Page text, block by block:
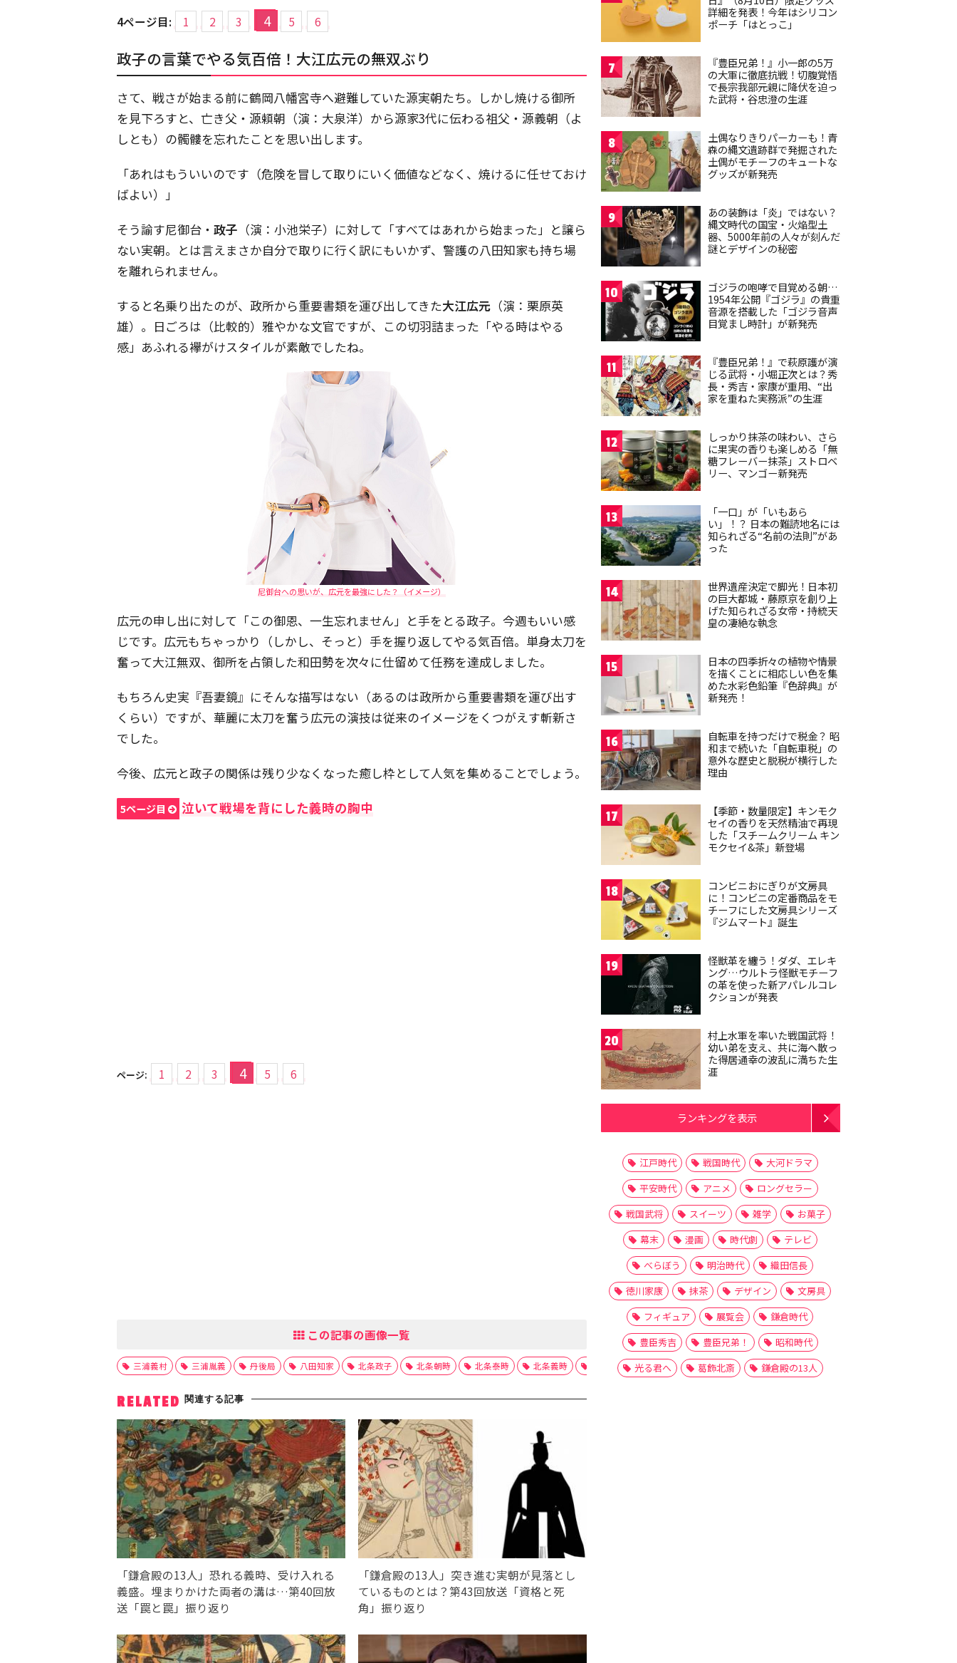
4ページ目: 1 2 3 4 5 6
政子の言葉でやる気百倍！大江広元の無双ぶり
さて、戦さが始まる前に鶴岡八幡宮寺へ避難していた源実朝たち。しかし焼ける御所
を見下ろすと、亡き父・源頼朝（演：大泉洋）から源家3代に伝わる祖父・源義朝（よ
しとも）の髑髏を忘れたことを思い出します。
「あれはもういいのです（危険を冒して取りにいく価値などなく、焼けるに任せておけ
ばよい）」
そう諭す尼御台・ 政子 （演：小池栄子）に対して「すべてはあれから始まった」と譲ら
ない実朝。とは言えまさか自分で取りに行く訳にもいかず、警護の八田知家も持ち場
を離れられません。
すると名乗り出たのが、政所から重要書類を運び出してきた大江広元 （演：栗原英
雄）。日ごろは（比較的）雅やかな文官ですが、この切羽詰まった「やる時はやる
感」あふれる襷がけスタイルが素敵でしたね。
尼御台への思いが、広元を最強にした？（イメージ）
広元の申し出に対して「この御恩、一生忘れません」と手をとる政子。今週もいい感
じです。広元もちゃっかり（しかし、そっと）手を握り返してやる気百倍。単身太刀を
奮って大江無双、御所を占領した和田勢を次々に仕留めて任務を達成しました。
もちろん史実『吾妻鏡』にそんな描写はない（あるのは政所から重要書類を運び出す
くらい）ですが、華麗に太刀を奮う広元の演技は従来のイメージをくつがえす斬新さ
でした。
今後、広元と政子の関係は残り少なくなった癒し枠として人気を集めることでしょう。
5ページ目 泣いて戦場を背にした義時の胸中
ページ: 1 2 3 4 5 6
この記事の画像一覧
三浦義村 三浦胤義 丹後局 八田知家 北条政子 北条朝時 北条泰時 北条義時 和田合戦 和田義盛 和田義直 和田義重
RELATED 関連する記事
「鎌倉殿の13人」恐れる義時、受け入れる
義盛。埋まりかけた両者の溝は…第40回放
送「罠と罠」振り返り
「鎌倉殿の13人」突き進む実朝が見落とし
ているものとは？第43回放送「資格と死
角」振り返り
詳細を発表！今年はシリコン
ポーチ「はとっこ」
7
『豊臣兄弟！』小一郎の5万
の大軍に徹底抗戦！切腹覚悟
で長宗我部元親に降伏を迫っ
た武将・谷忠澄の生涯
8
土偶なりきりパーカーも！青
森の縄文遺跡群で発掘された
土偶がモチーフのキュートな
グッズが新発売
9
あの装飾は「炎」ではない？
縄文時代の国宝・火焔型土
器、5000年前の人々が刻んだ
謎とデザインの秘密
10
ゴジラの咆哮で目覚める朝…
1954年公開『ゴジラ』の貴重
音源を搭載した「ゴジラ音声
目覚まし時計」が新発売
11
『豊臣兄弟！』で萩原護が演
じる武将・小堀正次とは？秀
長・秀吉・家康が重用、“出
家を重ねた実務派”の生涯
12
しっかり抹茶の味わい、さら
に果実の香りも楽しめる「無
糖フレーバー抹茶」ストロベ
リー、マンゴー新発売
13
「一口」が「いもあら
い」！？ 日本の難読地名には
知られざる“名前の法則”があ
った
14
世界遺産決定で脚光！日本初
の巨大都城・藤原京を創り上
げた知られざる女帝・持統天
皇の凄絶な執念
15
日本の四季折々の植物や情景
を描くことに相応しい色を集
めた水彩色鉛筆『色辞典』が
新発売！
16
自転車を持つだけで税金？ 昭
和まで続いた「自転車税」の
意外な歴史と脱税が横行した
理由
17
【季節・数量限定】キンモク
セイの香りを天然精油で再現
した「スチームクリーム キン
モクセイ&茶」新登場
18
コンビニおにぎりが文房具
に！コンビニの定番商品をモ
チーフにした文房具シリーズ
『ジムマート』誕生
19
怪獣革を纏う！ダダ、エレキ
ング…ウルトラ怪獣モチーフ
の革を使った新アパレルコレ
クションが発表
20
村上水軍を率いた戦国武将！
幼い弟を支え、共に海へ散っ
た得居通幸の波乱に満ちた生
涯
ランキングを表示
江戸時代 戦国時代
大河ドラマ
平安時代
アニメ
ロングセラー
戦国武将
スイーツ 雑学
お菓子
幕末
漫画 時代劇
テレビ
べらぼう
明治時代
織田信長
徳川家康
抹茶 デザイン
文房具
フィギュア
展覧会
鎌倉時代
豊臣秀吉
豊臣兄弟！
昭和時代
光る君へ
葛飾北斎 鎌倉殿の13人